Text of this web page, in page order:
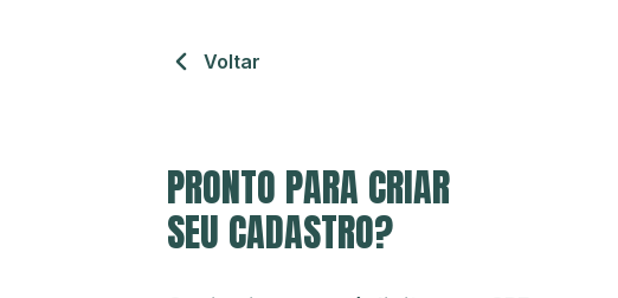
Voltar
PRONTO PARA CRIAR
SEU CADASTRO?